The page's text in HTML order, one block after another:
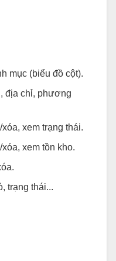
mục (biểu đồ cột).
địa chỉ, phương
xem trạng thái.
xem tồn kho.
trạng thái...